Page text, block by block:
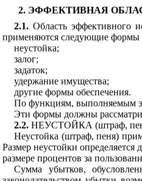
2. ЭФФЕКТИВНАЯ
2.1.Область эффективного
применяются следующие формы
неустойка;
залог;
задаток;
удержание имущества;
другие формы обеспечения.
По функциям, выполняемым
Эти формы должны
2.2. НЕУСТОЙКА (штраф,
Неустойка (штраф, пеня)
Размер неустойки
размере процентов за
Сумма убытков,